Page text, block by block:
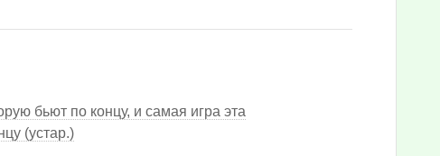
бьют по концу, и самая игра эта
(устар.)